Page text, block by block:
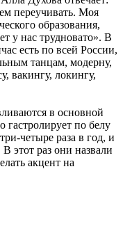
переучивать. Моя
образования,
у нас трудновато». В
есть по всей России,
танцам, модерну,
вакингу, локингу,
в основной
гастролирует по белу
четыре раза в год, и
этот раз они назвали
акцент на